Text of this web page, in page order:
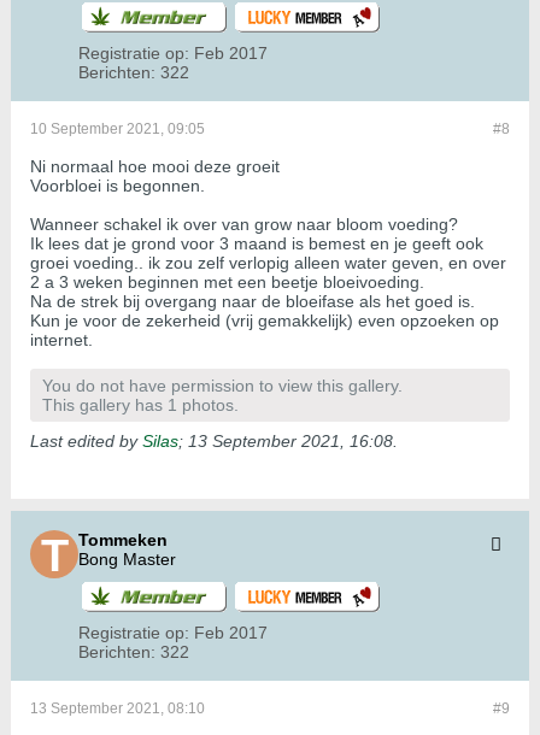
Registratie op: Feb 2017
Berichten: 322
#8
10 September 2021, 09:05
Ni normaal hoe mooi deze groeit
Voorbloei is begonnen.
Wanneer schakel ik over van grow naar bloom voeding?
Ik lees dat je grond voor 3 maand is bemest en je geeft ook
groei voeding.. ik zou zelf verlopig alleen water geven, en over
2 a 3 weken beginnen met een beetje bloeivoeding.
Na de strek bij overgang naar de bloeifase als het goed is.
Kun je voor de zekerheid (vrij gemakkelijk) even opzoeken op
internet.
You do not have permission to view this gallery.
This gallery has 1 photos.
Last edited bySilas; 13 September 2021, 16:08
Tommeken
Bong Master
Registratie op: Feb 2017
Berichten: 322
#9
13 September 2021, 08:10